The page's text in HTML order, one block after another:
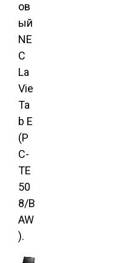
ов
ый
NE
C
La
Vie
Ta
b E
(P
C-
TE
50
8/B
AW
).